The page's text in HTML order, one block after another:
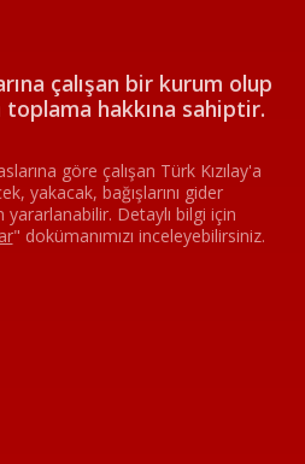
çalışan bir kurum olup
toplama hakkına sahiptir.
göre çalışan Türk Kızılay'a
yakacak, bağışlarını gider
Detaylı bilgi için
" dokümanımızı inceleyebilirsiniz.